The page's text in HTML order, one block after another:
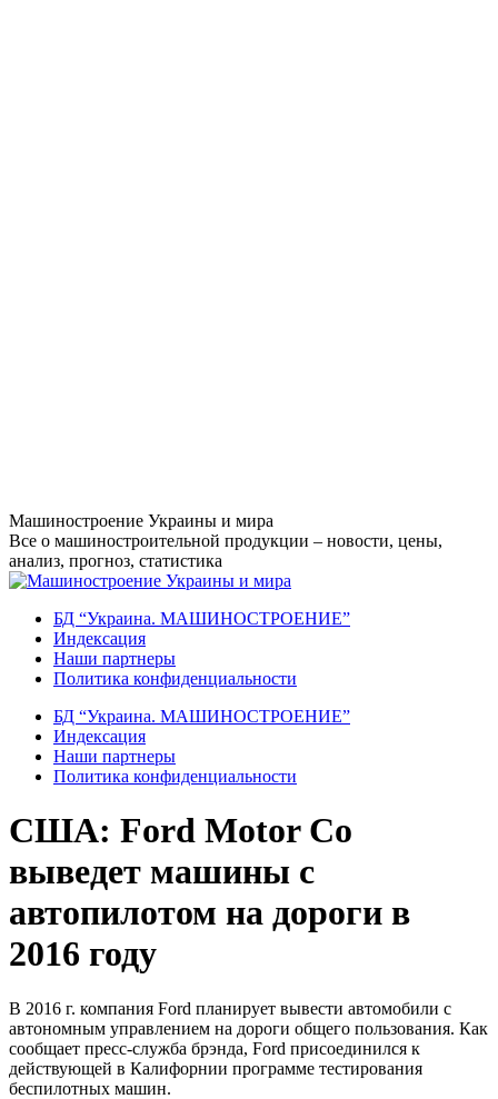
Перейти
к
содержанию
Машиностроение Украины и мира
Все о машиностроительной продукции – новости, цены,
анализ, прогноз, статистика
БД “Украина. МАШИНОСТРОЕНИЕ”
Индекcация
Наши партнеры
Политика конфиденциальности
БД “Украина. МАШИНОСТРОЕНИЕ”
Индекcация
Наши партнеры
Политика конфиденциальности
США: Ford Motor Co
выведет машины с
автопилотом на дороги в
2016 году
В 2016 г. компания Ford планирует вывести автомобили с
автономным управлением на дороги общего пользования. Как
сообщает пресс-служба брэнда, Ford присоединился к
действующей в Калифорнии программе тестирования
беспилотных машин.